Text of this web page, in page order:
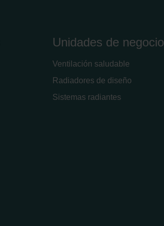
Unidades de negocio
Ventilación saludable
Radiadores de diseño
Sistemas radiantes